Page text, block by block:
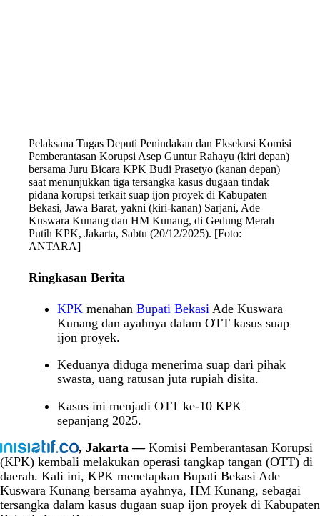
Pelaksana Tugas Deputi Penindakan dan Eksekusi Komisi
Pemberantasan Korupsi Asep Guntur Rahayu (kiri depan)
bersama Juru Bicara KPK Budi Prasetyo (kanan depan)
saat menunjukkan tiga tersangka kasus dugaan tindak
pidana korupsi terkait suap ijon proyek di Kabupaten
Bekasi, Jawa Barat, yakni (kiri-kanan) Sarjani, Ade
Kuswara Kunang dan HM Kunang, di Gedung Merah
Putih KPK, Jakarta, Sabtu (20/12/2025). [Foto:
ANTARA]
Ringkasan Berita
KPK menahan Bupati Bekasi Ade Kuswara
Kunang dan ayahnya dalam OTT kasus suap
ijon proyek.
Keduanya diduga menerima suap dari pihak
swasta, uang ratusan juta rupiah disita.
Kasus ini menjadi OTT ke-10 KPK
sepanjang 2025.
, Jakarta —Komisi Pemberantasan Korupsi
(KPK) kembali melakukan operasi tangkap tangan (OTT) di
daerah. Kali ini, KPK menetapkan Bupati Bekasi Ade
Kuswara Kunang bersama ayahnya, HM Kunang, sebagai
tersangka dalam kasus dugaan suap ijon proyek di Kabupaten